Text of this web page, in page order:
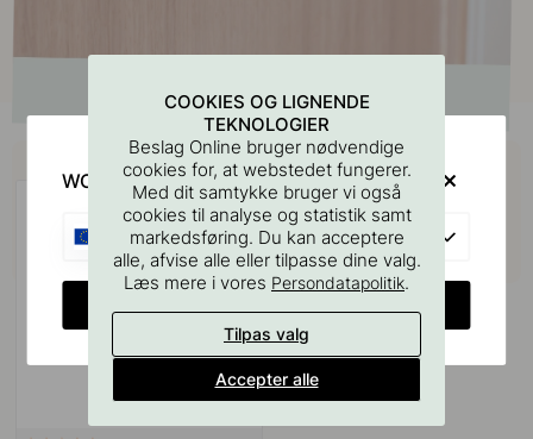
Køb sammen med
COOKIES OG LIGNENDE
TEKNOLOGIER
Beslag Online bruger nødvendige
cookies for, at webstedet fungerer.
Med dit samtykke bruger vi også
cookies til analyse og statistik samt
markedsføring. Du kan acceptere
alle, afvise alle eller tilpasse dine valg.
Læs mere i vores Persondatapolitik.
Tilpas valg
Accepter alle
WOULD YOU RATHER VISIT?
EU